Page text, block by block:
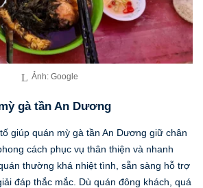
Ảnh: Google
gà tần An Dương
giúp quán mỳ gà tần An Dương giữ chân
cách phục vụ thân thiện và nhanh
thường khá nhiệt tình, sẵn sàng hỗ trợ
đáp thắc mắc. Dù quán đông khách, quá